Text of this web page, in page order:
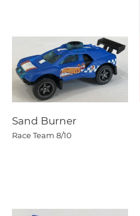
Sand Burner
Race Team 8/10